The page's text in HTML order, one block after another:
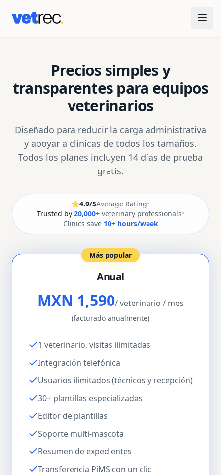
Precios simples y
transparentes para equipos
veterinarios
Diseñado para reducir la carga administrativa
y apoyar a clínicas de todos los tamaños.
Todos los planes incluyen 14 días de prueba
gratis.
4.9/5Average Rating•
Trusted by 20,000+ veterinary professionals•
Clinics save 10+ hours/week
Más popular
Anual
MXN 1,590/ veterinario / mes
(facturado anualmente)
1 veterinario, visitas ilimitadas
Integración telefónica
Usuarios ilimitados (técnicos y recepción)
30+ plantillas especializadas
Editor de plantillas
Soporte multi-mascota
Resumen de expedientes
Transferencia PiMS con un clic